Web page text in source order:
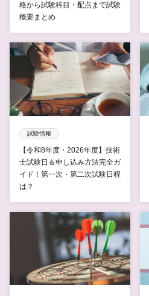
格から試験科目・配点まで試験
概要まとめ
試験情報
【令和8年度・2026年度】技術
士試験日＆申し込み方法完全ガ
イド！第一次・第二次試験日程
は？